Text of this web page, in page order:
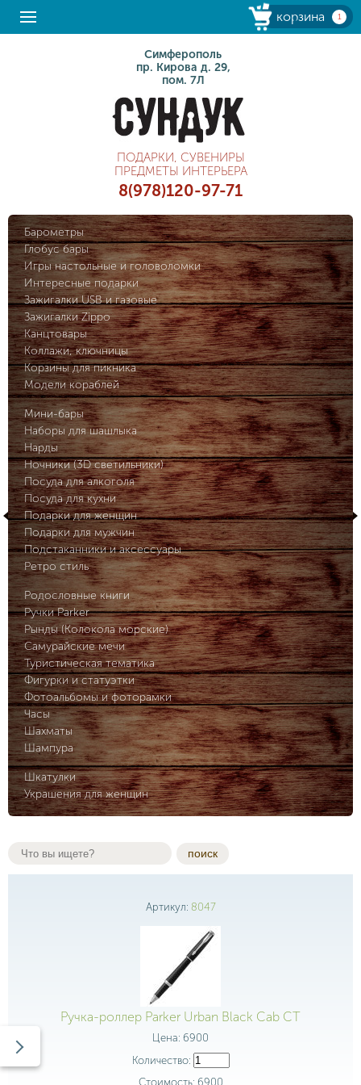
корзина 1
Симферополь
пр. Кирова д. 29,
пом. 7Л
ПОДАРКИ, СУВЕНИРЫ
ПРЕДМЕТЫ ИНТЕРЬЕРА
8(978)120-97-71
Барометры
Глобус бары
Игры настольные и головоломки
Интересные подарки
Зажигалки USB и газовые
Зажигалки Zippo
Канцтовары
Коллажи, ключницы
Корзины для пикника
Модели кораблей
Мини-бары
Наборы для шашлыка
Нарды
Ночники (3D светильники)
Посуда для алкоголя
Посуда для кухни
Подарки для женщин
Подарки для мужчин
Подстаканники и аксессуары
Ретро стиль
Родословные книги
Ручки Parker
Рынды (Колокола морские)
Самурайские мечи
Туристическая тематика
Фигурки и статуэтки
Фотоальбомы и фоторамки
Часы
Шахматы
Шампура
Шкатулки
Украшения для женщин
поиск
Артикул: 8047
Ручка-роллер Parker Urban Black Cab CT
Цена: 6900
Количество:
Стоимость: 6900